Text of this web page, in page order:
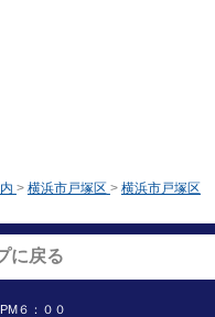
> 横浜市戸塚区 > 横浜市戸塚区
に戻る
６：００